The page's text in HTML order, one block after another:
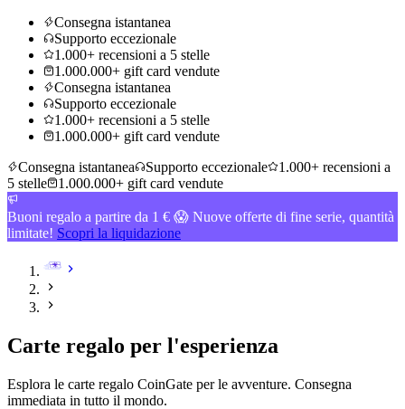
Consegna istantanea
Supporto eccezionale
1.000+ recensioni a 5 stelle
1.000.000+ gift card vendute
Consegna istantanea
Supporto eccezionale
1.000+ recensioni a 5 stelle
1.000.000+ gift card vendute
Consegna istantanea
Supporto eccezionale
1.000+ recensioni a
5 stelle
1.000.000+ gift card vendute
Buoni regalo a partire da 1 € 😱 Nuove offerte di fine serie, quantità
limitate! Scopri la liquidazione
Carte regalo per l'esperienza
Esplora le carte regalo CoinGate per le avventure. Consegna
immediata in tutto il mondo.